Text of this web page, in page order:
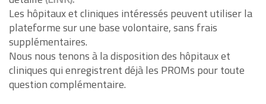
Les hôpitaux et cliniques intéressés peuvent utiliser la
plateforme sur une base volontaire, sans frais
supplémentaires.
Nous nous tenons à la disposition des hôpitaux et
cliniques qui enregistrent déjà les PROMs pour toute
question complémentaire.